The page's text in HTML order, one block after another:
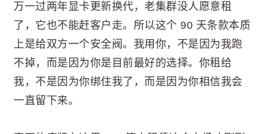
万一过两年显卡更新换代，老集群没人愿意租
了，它也不能赶客户走。所以这个 90 天条款本质
上是给双方一个安全阀。我用你，不是因为我跑
不掉，而是因为你是目前最好的选择。你租给
我，不是因为你绑住我了，而是因为你相信我会
一直留下来。